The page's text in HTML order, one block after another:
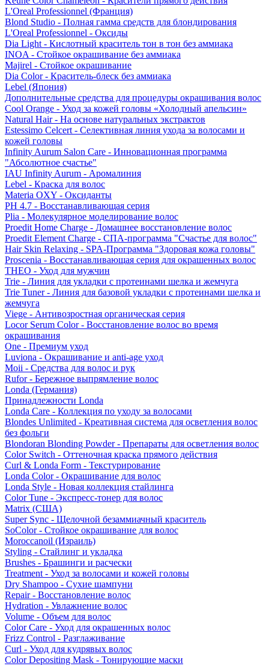
L'Oreal Professionnel (Франция)
Blond Studio - Полная гамма средств для блондирования
L'Oreal Professionnel - Оксиды
Dia Light - Кислотный краситель тон в тон без аммиака
INOA - Стойкое окрашивание без аммиака
Majirel - Стойкое окрашивание
Dia Color - Краситель-блеск без аммиака
Lebel (Япония)
Дополнительные средства для процедуры окрашивания волос
Cool Orange - Уход за кожей головы «Холодный апельсин»
Natural Hair - На основе натуральных экстрактов
Estessimo Celcert - Селективная линия ухода за волосами и
кожей головы
Infinity Aurum Salon Care - Инновационная программа
"Абсолютное счастье"
IAU Infinity Aurum - Аромалиния
Lebel - Краска для волос
Materia OXY - Оксиданты
PH 4.7 - Восстанавливающая серия
Plia - Молекулярное моделирование волос
Proedit Home Charge - Домашнее восстановление волос
Proedit Element Charge - СПА-программа "Счастье для волос"
Hair Skin Relaxing - SPA-Программа "Здоровая кожа головы"
Proscenia - Восстанавливающая серия для окрашенных волос
THEO - Уход для мужчин
Trie - Линия для укладки с протеинами шелка и жемчуга
Trie Tuner - Линия для базовой укладки с протеинами шелка и
жемчуга
Viege - Антивозростная органическая серия
Locor Serum Color - Восстановление волос во время
окрашивания
One - Премиум уход
Luviona - Окрашивание и anti-age уход
Moii - Средства для волос и рук
Rufor - Бережное выпрямление волос
Londa (Германия)
Принадлежности Londa
Londa Care - Коллекция по уходу за волосами
Blondes Unlimited - Креативная система для осветления волос
без фольги
Blondoran Blonding Powder - Препараты для осветления волос
Color Switch - Оттеночная краска прямого действия
Curl & Londa Form - Текстурирование
Londa Color - Окрашивание для волос
Londa Style - Новая коллекция стайлинга
Color Tune - Экспресс-тонер для волос
Matrix (США)
Super Sync - Щелочной безаммиачный краситель
SoColor - Стойкое окрашивание для волос
Moroccanoil (Израиль)
Styling - Стайлинг и укладка
Brushes - Брашинги и расчески
Treatment - Уход за волосами и кожей головы
Dry Shampoo - Сухие шампуни
Repair - Восстановление волос
Hydration - Увлажнение волос
Volume - Объем для волос
Color Care - Уход для окрашенных волос
Frizz Control - Разглаживание
Curl - Уход для кудрявых волос
Color Depositing Mask - Тонирующие маски